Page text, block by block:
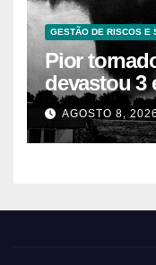
GESTÃO DE RISCOS E
Pior
devastou 3
centenas
AGOSTO 8, 2026